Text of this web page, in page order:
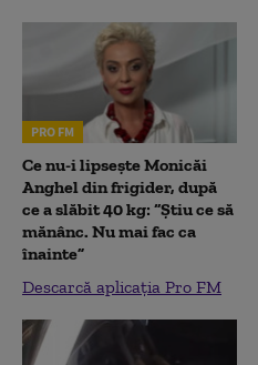
PRO FM
Ce nu-i lipsește Monicăi
Anghel din frigider, după
ce a slăbit 40 kg: “Știu ce să
mănânc. Nu mai fac ca
înainte”
Descarcă aplicația Pro FM